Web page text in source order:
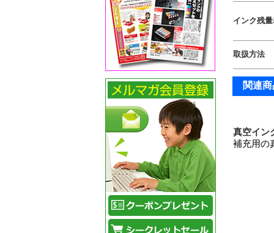
インク残
取扱方法
関連商
真空イン
補充用の